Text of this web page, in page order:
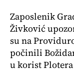
Zaposlenik
Živković
su na
počinili
u korist